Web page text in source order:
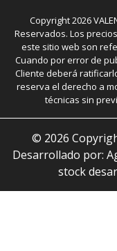
Copyright2026
Reservados. Los
este sitio web son
Cuando por error de
Cliente deberá
reserva el derecho a
técnicas sin
© 2026
Desarrollado por:
stock